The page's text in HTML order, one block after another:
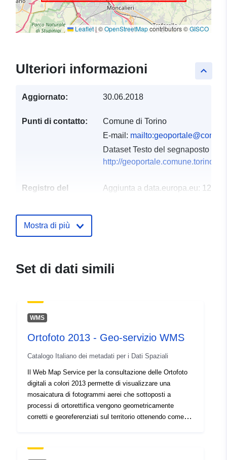
Leaflet| ©OpenStreetMapcontributors ©GISCO
keyboard_arrow_up
Ulteriori informazioni
Aggiornato: 30.06.2018
Punti di contatto:
Comune di Torino
E-mail:
Dataset Testo del segnaposto
http://geoportale.comune.torino.it
Registro del
Aggiunta a data.europa.eu: 12
45.14021 ], [ 7.77337,
Identificatori:
c_l219:b33a664b-109b-
uriRef:
http://data.europa.eu/88u/dataset/
b33a664b-109b-424d-995d-
e4ce32b90d2a
Mostra di più
Set di dati simili
WMS
Ortofoto 2013 - Geo-servizio WMS
Catalogo Italiano dei metadati per i Dati Spaziali
Il Web Map Service per la consultazione delle Ortofoto
digitali a colori 2013 permette di visualizzare una
mosaicatura di fotogrammi aerei che sottoposti a
processi di ortorettifica vengono geometricamente
corretti e georeferenziati sul territorio ottenendo come
reali.Data volo: 10-12 aprile 2013